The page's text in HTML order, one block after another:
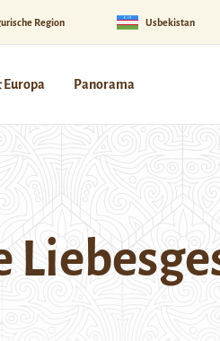
Region Usbekistan
Europa Panorama